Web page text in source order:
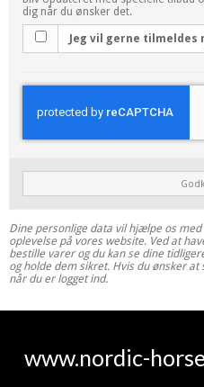
dig når du ønsker det.
Jeg vil gerne tilmeldes
Dine personlige data vil hjælpe os
oplevelse på vores website. Ved at
bestille varer og du kan se dine
og holde dem sikret. Hvis du ønsker
når du er logget ind.
www.nordic-